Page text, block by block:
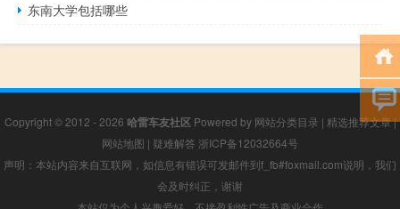
东南大学包括哪些
Copyright © 2012 - 2026 哈雷车友社区Powered by 网站分类目录 | 精选推荐文章|
网站地图 | 疑难解答 浙ICP备12032664号
声明：本站内容来自互联网，如信息有错误可发邮件到f_fb#foxmail.com说明，我们
会及时纠正，谢谢